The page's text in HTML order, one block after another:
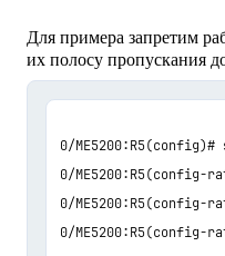
Для примера запретим
их полосу пропускания
0/
0/
0/
0/